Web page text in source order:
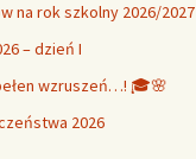
na rok szkolny 2026/2027
– dzień I
wzruszeń…! 🎓🌸
2026